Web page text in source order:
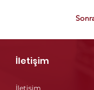
İletişim
İletişim